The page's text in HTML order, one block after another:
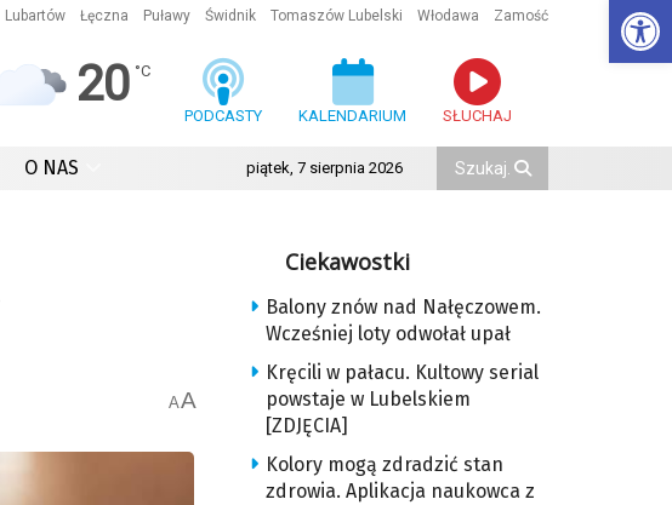
Lubartów Łęczna Puławy Świdnik Tomaszów Lubelski Włodawa Zamość
20 °C
PODCASTY KALENDARIUM SŁUCHAJ
O NAS piątek, 7 sierpnia 2026
AA
Ciekawostki
Balony znów nad Nałęczowem.
Wcześniej loty odwołał upał
Kręcili w pałacu. Kultowy serial
powstaje w Lubelskiem
[ZDJĘCIA]
Kolory mogą zdradzić stan
zdrowia. Aplikacja naukowca z